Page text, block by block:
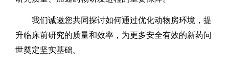
我们诚邀您共同探讨如何通过优化动物房环境，提
升临床前研究的质量和效率，为更多安全有效的新药问
世奠定坚实基础。